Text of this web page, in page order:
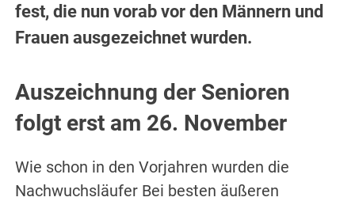
fest, die nun vorab vor den Männern und
Frauen ausgezeichnet wurden.
Auszeichnung der Senioren
folgt erst am 26. November
Wie schon in den Vorjahren wurden die
Nachwuchsläufer Bei besten äußeren